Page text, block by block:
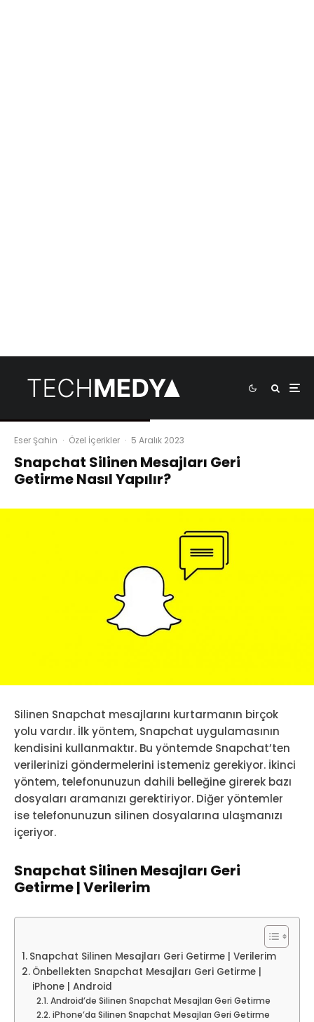
Eser Şahin · Özel İçerikler · 5 Aralık 2023
Snapchat Silinen Mesajları Geri
Getirme Nasıl Yapılır?
Silinen Snapchat mesajlarını kurtarmanın birçok
yolu vardır. İlk yöntem, Snapchat uygulamasının
kendisini kullanmaktır. Bu yöntemde Snapchat’ten
verilerinizi göndermelerini istemeniz gerekiyor. İkinci
yöntem, telefonunuzun dahili belleğine girerek bazı
dosyaları aramanızı gerektiriyor. Diğer yöntemler
ise telefonunuzun silinen dosyalarına ulaşmanızı
içeriyor.
Snapchat Silinen Mesajları Geri
Getirme | Verilerim
Snapchat Silinen Mesajları Geri Getirme | Verilerim
Önbellekten Snapchat Mesajları Geri Getirme |
iPhone | Android
Android’de Silinen Snapchat Mesajları Geri Getirme
iPhone’da Silinen Snapchat Mesajları Geri Getirme